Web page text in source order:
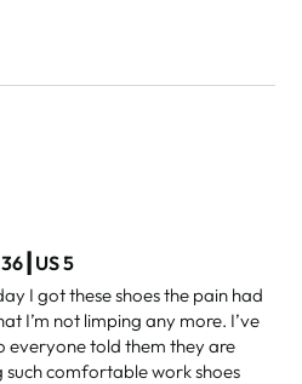
5
I got these shoes the pain had
I’m not limping any more. I’ve
everyone told them they are
comfortable work shoes